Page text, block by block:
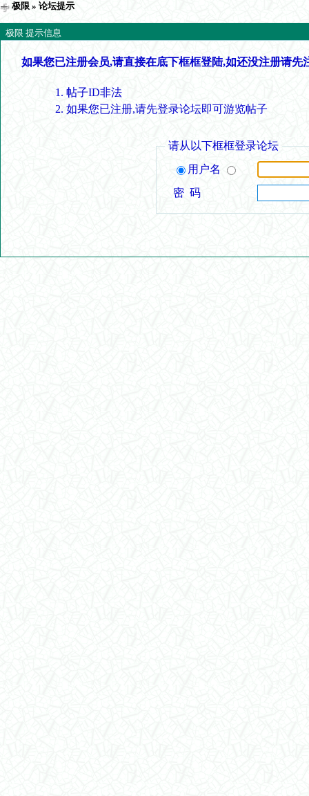
极限 » 论坛提示
极限 提示信息
如果您已注册会员,请直接在底下框框登陆,如还没注册请先
帖子ID非法
如果您已注册,请先登录论坛即可游览帖子
请从以下框框登录论坛
用户名
密 码